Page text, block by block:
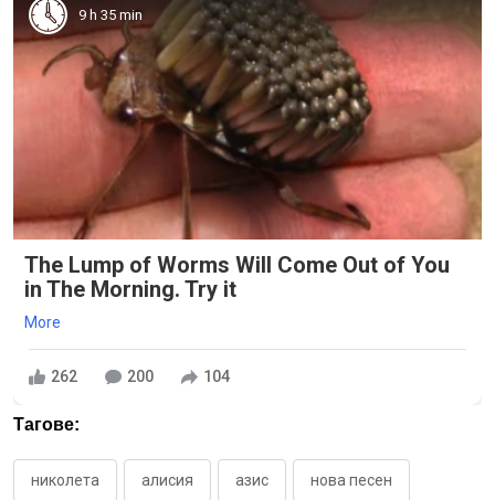
9 h 35 min
The Lump of Worms Will Come Out of You
in The Morning. Try it
More
262 200 104
Тагове:
николета алисия азис нова песен